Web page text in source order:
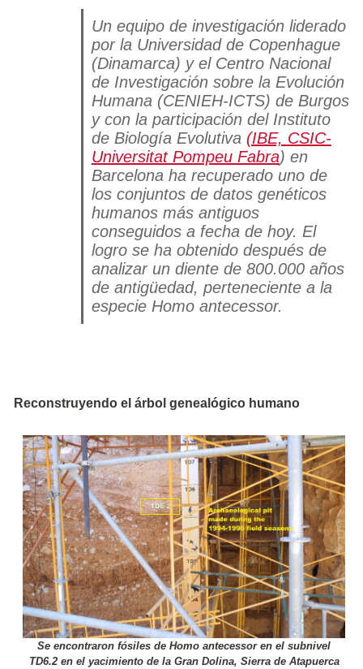
Un equipo de investigación liderado
por la Universidad de Copenhague
(Dinamarca) y el Centro Nacional
de Investigación sobre la Evolución
Humana (CENIEH-ICTS) de Burgos
y con la participación del Instituto
de Biología Evolutiva (IBE, CSIC-
Universitat Pompeu Fabra) en
Barcelona ha recuperado uno de
los conjuntos de datos genéticos
humanos más antiguos
conseguidos a fecha de hoy. El
logro se ha obtenido después de
analizar un diente de 800.000 años
de antigüedad, perteneciente a la
especie Homo antecessor.
Reconstruyendo el árbol genealógico humano
Se encontraron fósiles de Homo antecessor en el subnivel
TD6.2 en el yacimiento de la Gran Dolina, Sierra de Atapuerca